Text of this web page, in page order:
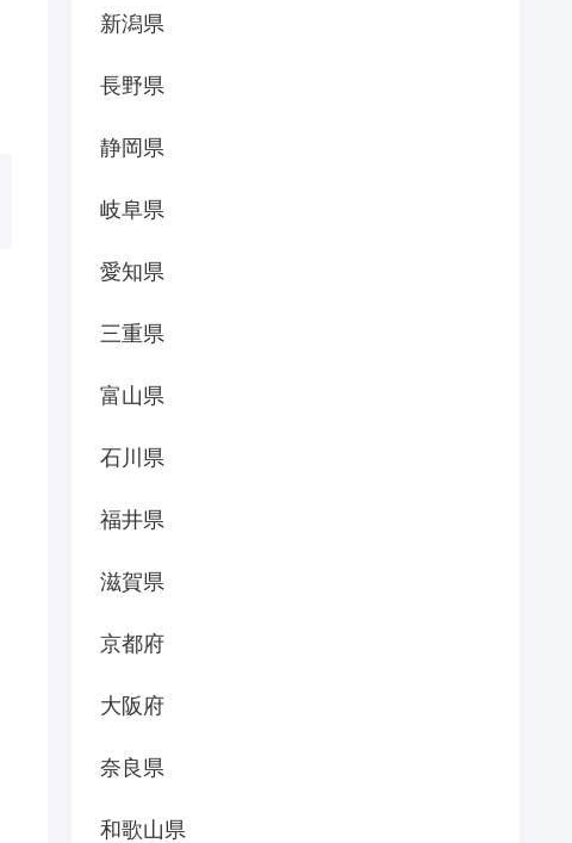
新潟県
長野県
静岡県
岐阜県
愛知県
三重県
富山県
石川県
福井県
滋賀県
京都府
大阪府
奈良県
和歌山県